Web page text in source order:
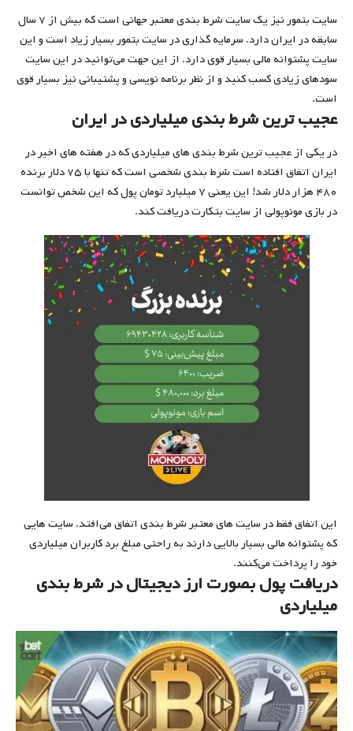
سایت بتمور نیز یک سایت شرط بندی معتبر جهانی است که بیش از ۷ سال
سابقه در ایران دارد. سرمایه گذاری در سایت بتمور بسیار زیاد است و این
سایت پشتوانه مالی بسیار قوی دارد. از این جهت می‌توانید در این سایت
سودهای زیادی کسب کنید و از نظر برنامه نویسی و پشتیبانی نیز بسیار قوی
است.
عجیب ترین شرط بندی میلیاردی در ایران
در یکی از عجیب ترین شرط بندی های میلیاردی که در هفته های اخیر در
ایران اتفاق افتاده است شرط بندی شخصی است که تنها با ۷۵ دلار برنده
۴۸۰ هزار دلار شد! این یعنی ۷ میلیارد تومان پول که این شخص توانست
در بازی مونوپولی از سایت بتکارت دریافت کند.
این اتفاق فقط در سایت های معتبر شرط بندی اتفاق می‌افتد. سایت هایی
که پشتوانه مالی بسیار بالایی دارند به راحتی مبلغ برد کاربران میلیاردی
خود را پرداخت می‌کنند.
دریافت پول بصورت ارز دیجیتال در شرط بندی
میلیاردی